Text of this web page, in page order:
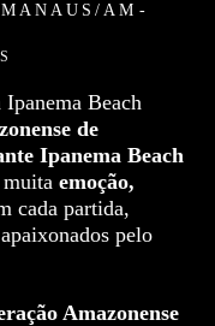
AM
Beach
de
Ipanema Beach
emoção,
cada partida,
pelo
Amazonense